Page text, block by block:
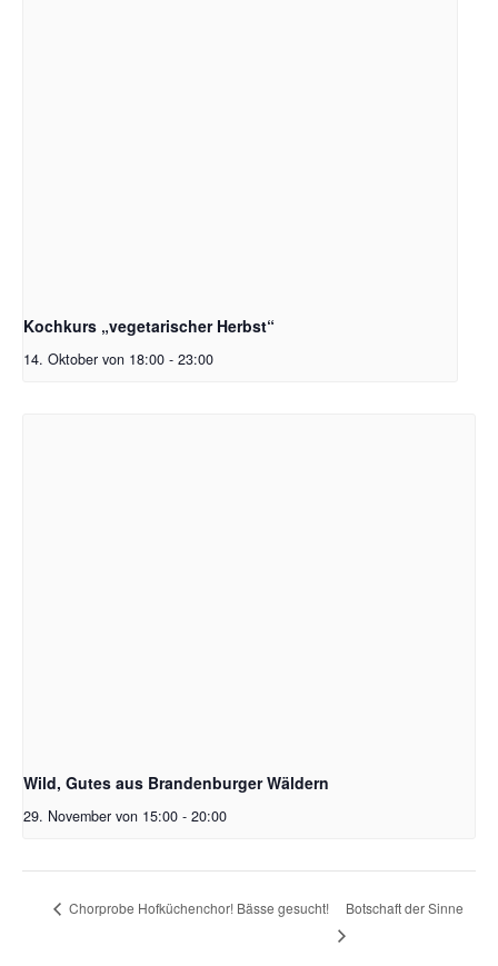
Kochkurs „vegetarischer Herbst“
14. Oktober von 18:00 - 23:00
Wild, Gutes aus Brandenburger Wäldern
29. November von 15:00 - 20:00
Chorprobe Hofküchenchor! Bässe gesucht! Botschaft der Sinne